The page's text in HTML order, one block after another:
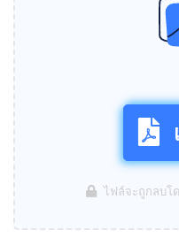
ไฟล์จะถูกลบโ